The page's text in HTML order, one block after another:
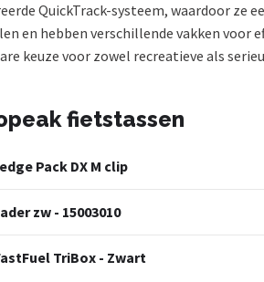
QuickTrack-systeem, waardoor ze
en hebben verschillende vakken voor
keuze voor zowel recreatieve als
fietstassen
Pack DX M clip
zw - 15003010
TriBox - Zwart